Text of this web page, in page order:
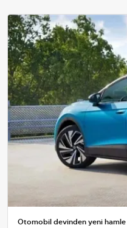
Otomobil devinden yeni hamle